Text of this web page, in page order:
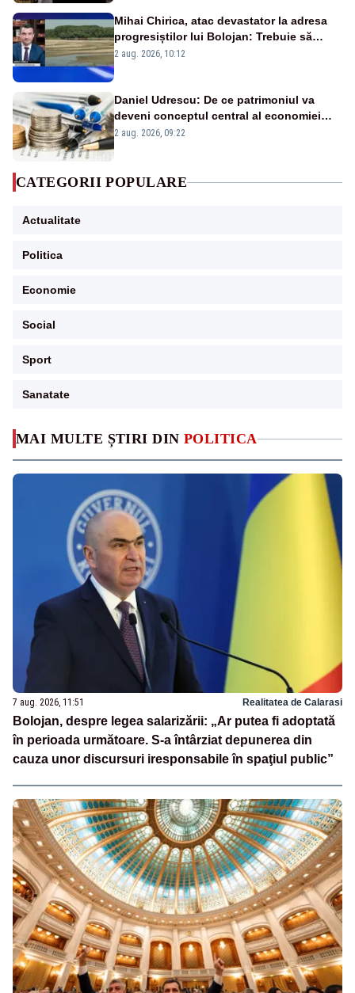
MAI MULTE ȘTIRI DIN POLITICA
7 aug. 2026, 11:51 Realitatea de Calarasi
Bolojan, despre legea salarizării: „Ar putea fi adoptată
în perioada următoare. S-a întârziat depunerea din
cauza unor discursuri iresponsabile în spaţiul public”
Mihai Chirica, atac devastator la adresa
progresiștilor lui Bolojan: Trebuie să
protejăm și natura, dar nu șținem omaneii
2 aug. 2026, 10:12
Daniel Udrescu: De ce patrimoniul va
deveni conceptul central al economiei
viitoare?
2 aug. 2026, 09:22
CATEGORII POPULARE
Actualitate
Politica
Economie
Social
Sport
Sanatate